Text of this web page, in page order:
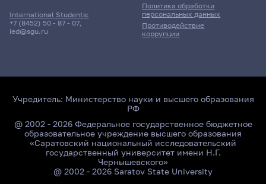
International Students:
+7 (8452) 50 - 87 - 07,
ied@sgu.ru
Политика обработки
персональных данных
Противодействие
коррупции
Учредитель: Министерство науки и высшего образования
РФ
@ 2002 - 2026 Федеральное государственное бюджетное
образовательное учреждение высшего образования
«Саратовский национальный исследовательский
государственный университет имени Н.Г.
Чернышевского»
@ 2002 - 2026 Saratov State University